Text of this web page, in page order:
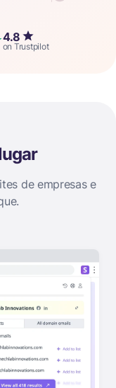
4.8
on Trustpilot
de empresas e